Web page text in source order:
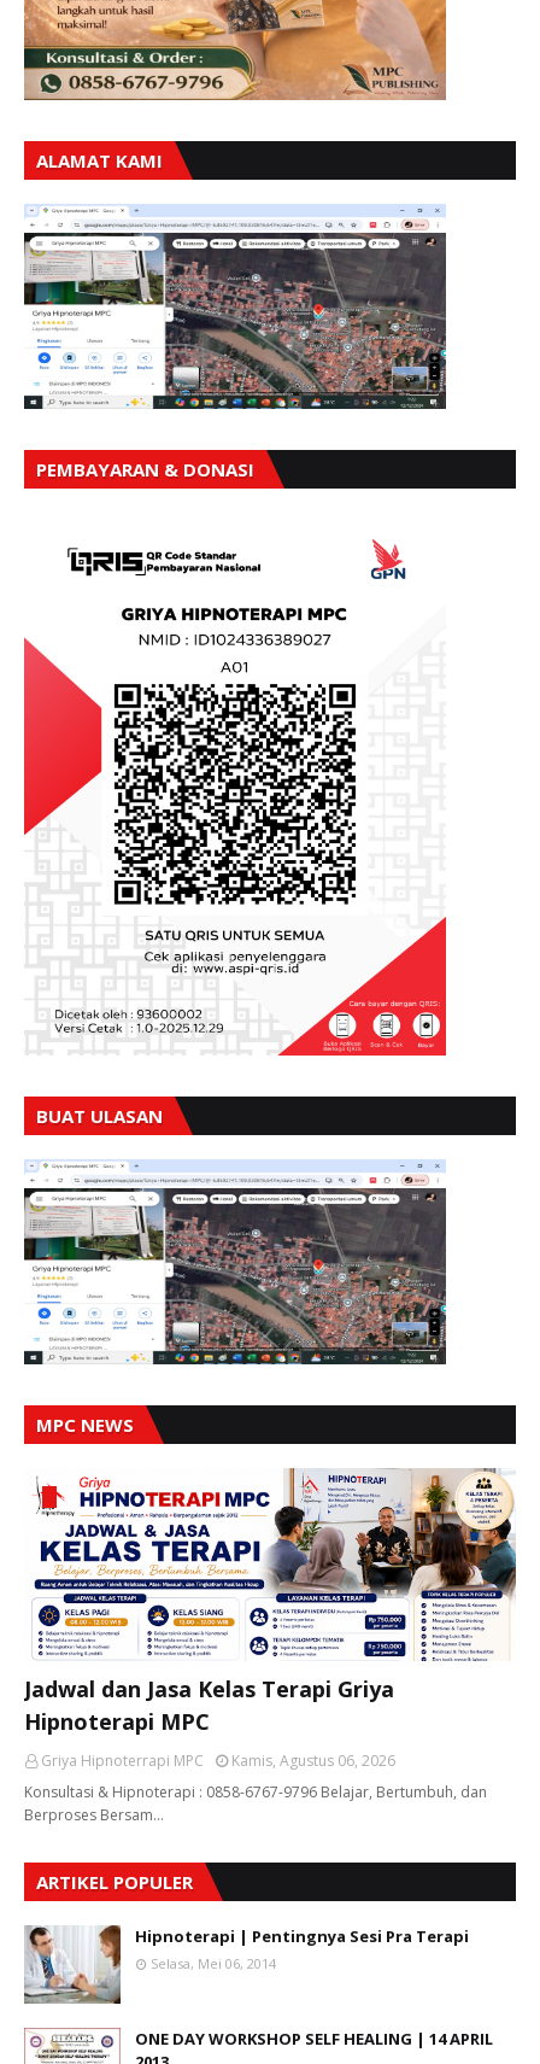
ALAMAT KAMI
PEMBAYARAN & DONASI
BUAT ULASAN
MPC NEWS
Jadwal dan Jasa Kelas Terapi Griya
Hipnoterapi MPC
Griya Hipnoterrapi MPC
Kamis, Agustus 06, 2026
Konsultasi & Hipnoterapi : 0858-6767-9796 Belajar, Bertumbuh, dan
Berproses Bersam…
ARTIKEL POPULER
Hipnoterapi | Pentingnya Sesi Pra Terapi
Selasa, Mei 06, 2014
ONE DAY WORKSHOP SELF HEALING | 14 APRIL